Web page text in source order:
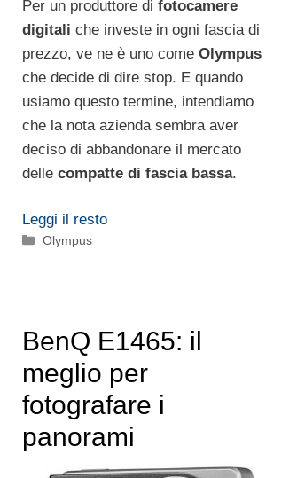
Per un produttore di fotocamere
digitali che investe in ogni fascia di
prezzo, ve ne è uno come Olympus
che decide di dire stop. E quando
usiamo questo termine, intendiamo
che la nota azienda sembra aver
deciso di abbandonare il mercato
delle compatte di fascia bassa.
Leggi il resto
Categorie
Olympus
BenQ E1465: il
meglio per
fotografare i
panorami